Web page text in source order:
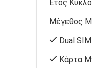
Έτος
Μέγεθος
Dual SIM
Κάρτα